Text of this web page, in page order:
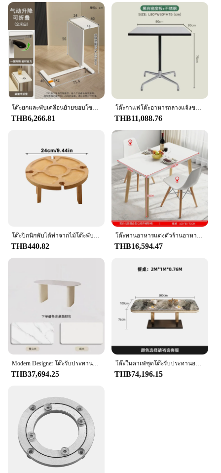
โต๊ะยกและพับเคลื่อนย้ายขอบโซฟาสามารถเอียงได้
THB6,266.81
โต๊ะกาแฟโต๊ะอาหารกลางแจ้งขนาดเล็กสีขาวทางเข้าห้องโถงโต๊ะกาแฟ mesas de Jantar perabot dapur Mobile Apartment
THB11,088.76
โต๊ะปิกนิกพับได้ทำจากไม้โต๊ะพับได้โต๊ะแก้วไวน์โต๊ะพับเก็บได้สำหรับงานปาร์ตี้ในสวนตั้งแคมป์
THB440.82
โต๊ะทานอาหารแต่งตัวร้านอาหารโต๊ะข้างคอมพิวเตอร์6คน, โต๊ะรับแขกทำจากไม้ด้านบน perabot rumah
THB16,594.47
Modern Designer โต๊ะรับประทานอาหารหรูหรารูปไข่โมเดิร์นโต๊ะรับประทานอาหารสีขาว Nordic Vintage Conjuntos De Sala De Jantar บ้านเฟอร์นิเจอร์
THB37,694.25
โต๊ะในคาเฟ่ชุดโต๊ะรับประทานอาหารเฟอร์นิเจอร์ใช้ในบ้านอเนกประสงค์โต๊ะรับประทานอาหารร้านอาหารห้องครัวดีไซน์หรูหรา Tisch Coffee LT
THB74,196.15